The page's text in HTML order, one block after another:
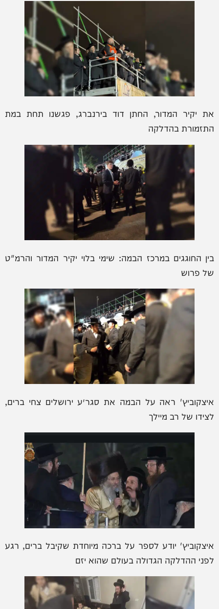
את יקיר המדור, החתן דוד בירנברג, פגשנו תחת במת
התזמורת בהדלקה
בין החוגגים במרכז הבמה: שימי בלוי יקיר המדור והרמ"ט
של פרוש
איצקוביץ' ראה על הבמה את סגר״ע ירושלים צחי ברים,
לצידו של רב מיילך
איצקוביץ' יודע לספר על ברכה מיוחדת שקיבל ברים, רגע
לפני ההדלקה הגדולה בעולם שהוא יזם